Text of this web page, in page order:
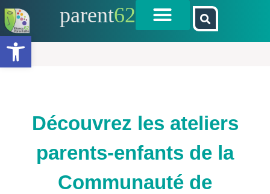
Ouvrir la barre d’outils
parent62
Découvrez les ateliers
parents-enfants de la
Communauté de